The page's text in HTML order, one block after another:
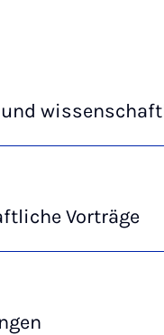
Vorträge